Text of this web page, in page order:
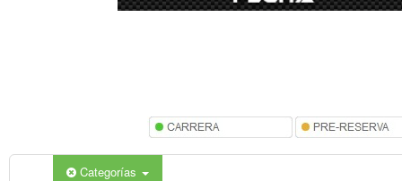
Categorías